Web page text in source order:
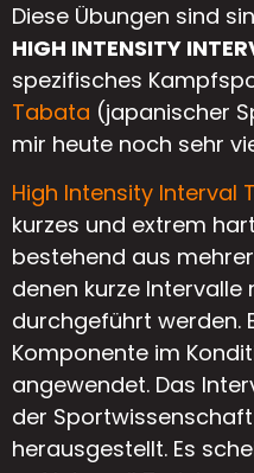
Diese Übungen sind
HIGH INTENSITY
spezifisches
Tabata (japanischer
mir heute noch sehr
High Intensity Interval
kurzes und extrem
bestehend aus
denen kurze
durchgeführt werden.
Komponente im
angewendet. Das
der
herausgestellt. Es